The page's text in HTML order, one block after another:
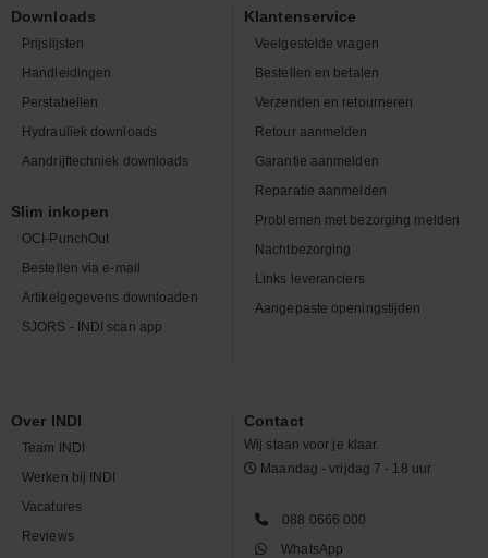
Downloads
Prijslijsten
Handleidingen
Perstabellen
Hydrauliek downloads
Aandrijftechniek downloads
Slim inkopen
OCI-PunchOut
Bestellen via e-mail
Artikelgegevens downloaden
SJORS - INDI scan app
Klantenservice
Veelgestelde vragen
Bestellen en betalen
Verzenden en retourneren
Retour aanmelden
Garantie aanmelden
Reparatie aanmelden
Problemen met bezorging melden
Nachtbezorging
Links leveranciers
Aangepaste openingstijden
Over INDI
Team INDI
Werken bij INDI
Vacatures
Reviews
Contact
Wij staan voor je klaar.
Maandag - vrijdag 7 - 18 uur
088 0666 000
WhatsApp